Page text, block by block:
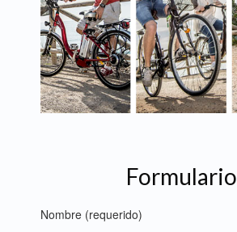
Formulario
Nombre (requerido)